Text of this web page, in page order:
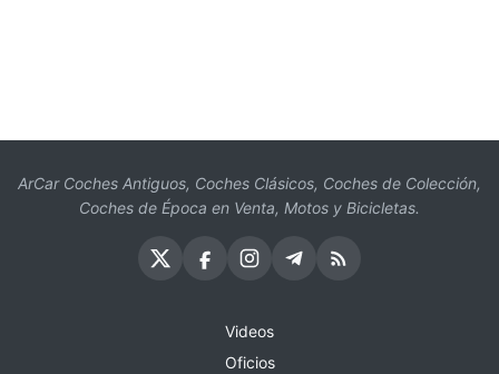
ArCar Coches Antiguos, Coches Clásicos, Coches de Colección,
Coches de Época en Venta, Motos y Bicicletas.
Videos
Oficios